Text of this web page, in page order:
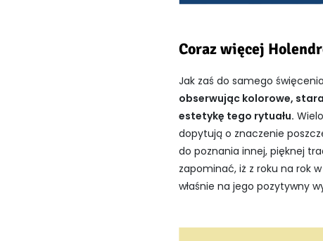
Coraz więcej
Jak zaś do samego
obserwując kolorowe,
estetykę tego rytuału.
dopytują o znaczenie
do poznania innej, pięknej
zapominać, iż z roku na rok
właśnie na jego pozytywny